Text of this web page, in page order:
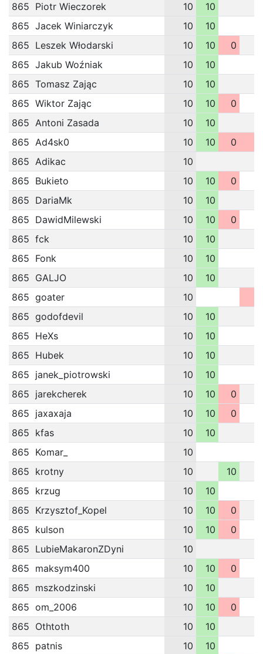
865 Piotr Wieczorek 10
10
865 Jacek Winiarczyk 10
10
865 Leszek Włodarski 10 10
0
865 Jakub Woźniak 10
10
865 Tomasz Zając 10
10
865 Wiktor Zając 10 10
0
865 Antoni Zasada 10
10
865 Ad4sk0 10 10 0
865 Adikac
10
865 Bukieto 10 10
0
865 DariaMk 10
10
865 DawidMilewski 10 10
0
865 fck 10
10
865 Fonk 10
10
865 GALJO 10
10
865 goater 10
865 godofdevil 10
10
865 HeXs 10
10
865 Hubek 10
10
865 janek_piotrowski 10
10
865 jarekcherek 10 10
0
865 jaxaxaja 10 10
0
865 kfas 10
10
865 Komar_
10
865 krotny 10
10
865 krzug 10
10
865 Krzysztof_Kopel 10 10
0
865 kulson 10 10
0
865 LubieMakaronZDyni
10
865 maksym400 10 10
0
865 mszkodzinski 10
10
865 om_2006 10 10
0
865 Othtoth 10
10
865 patnis 10
10